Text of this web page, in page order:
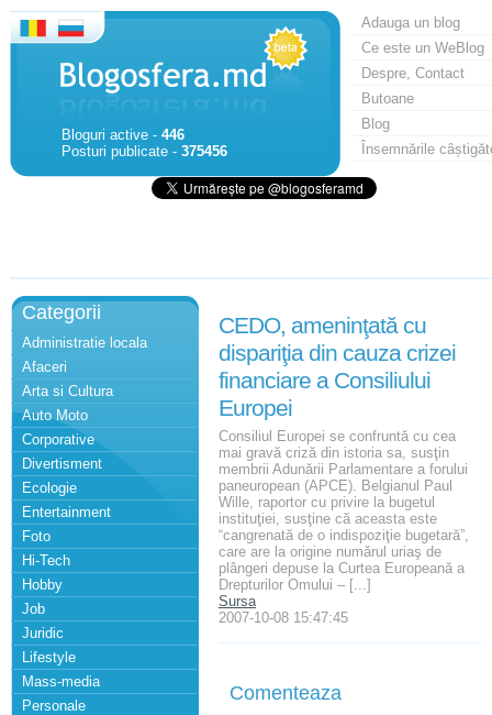
Bloguri active - 446
Posturi publicate - 375456
Adauga un blog
Ce este un WeBlog
Despre, Contact
Butoane
Blog
Însemnările
Categorii
Administratie locala
Afaceri
Arta si Cultura
Auto Moto
Corporative
Divertisment
Ecologie
Entertainment
Foto
Hi-Tech
Hobby
Job
Juridic
Lifestyle
Mass-media
Personale
CEDO, ameninţată cu
dispariţia din cauza crizei
financiare a Consiliului
Europei
Consiliul Europei se confruntă cu cea
mai gravă criză din istoria sa, susţin
membrii Adunării Parlamentare a forului
paneuropean (APCE). Belgianul Paul
Wille, raportor cu privire la bugetul
instituţiei, susţine că aceasta este
“cangrenată de o indispoziţie bugetară”,
care are la origine numărul uriaş de
plângeri depuse la Curtea Europeană a
Drepturilor Omului – [...]
Sursa
2007-10-08 15:47:45
Comenteaza